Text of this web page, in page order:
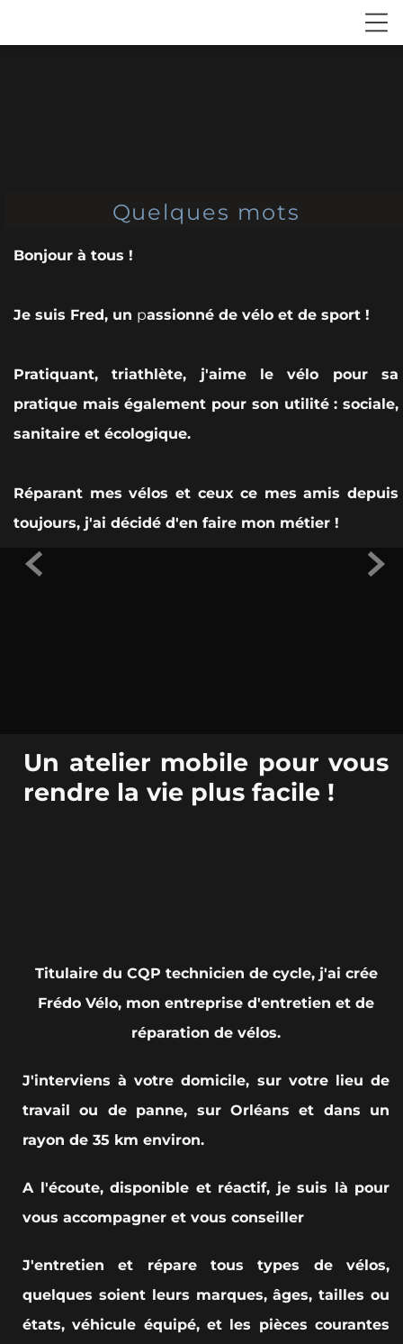
 
Quelques mots
Bonjour à tous !
Je suis Fred, un passionné de vélo et de sport !
Pratiquant, triathlète, j'aime le vélo pour sa
pratique mais également pour son utilité : sociale,
sanitaire et écologique.
Réparant mes vélos et ceux ce mes amis depuis
toujours, j'ai décidé d'en faire mon métier !
Un atelier mobile pour vous
rendre la vie plus facile !
Titulaire du CQP technicien de cycle, j'ai crée
Frédo Vélo, mon entreprise d'entretien et de
réparation de vélos.
J'interviens à votre domicile, sur votre lieu de
travail ou de panne, sur Orléans et dans un
rayon de 35 km environ.
A l'écoute, disponible et réactif, je suis là pour
vous accompagner et vous conseiller
J'entretien et répare tous types de vélos,
quelques soient leurs marques, âges, tailles ou
états, véhicule équipé, et les pièces courantes